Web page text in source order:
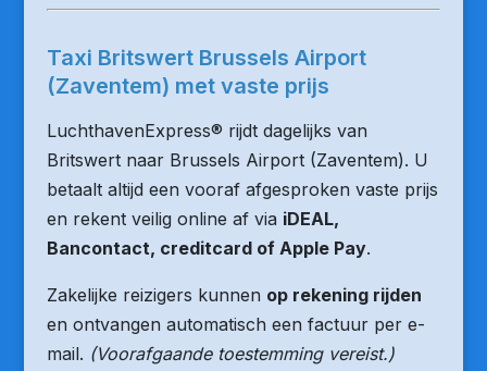
Taxi Britswert Brussels Airport
(Zaventem) met vaste prijs
LuchthavenExpress® rijdt dagelijks van
Britswert naar Brussels Airport (Zaventem). U
betaalt altijd een vooraf afgesproken vaste prijs
en rekent veilig online af via iDEAL,
Bancontact, creditcard of Apple Pay.
Zakelijke reizigers kunnen op rekening rijden
en ontvangen automatisch een factuur per e-
mail. (Voorafgaande toestemming vereist.)